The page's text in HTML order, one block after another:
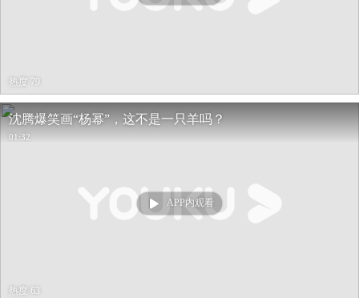
热度 79
沈腾爆笑画“杨幂”，这不是一只羊吗？
01:32
APP内观看
热度 63